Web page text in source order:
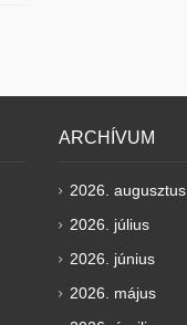
ARCHÍVUM
2026. augusztus
2026. július
2026. június
2026. május